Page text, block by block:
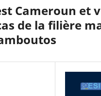
Cameroun et
de la filière